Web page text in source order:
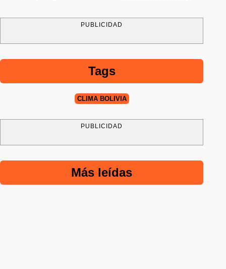
PUBLICIDAD
Tags
CLIMA BOLIVIA
PUBLICIDAD
Más leídas